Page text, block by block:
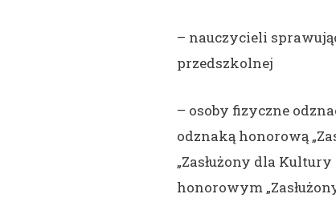
– nauczycieli
przedszkolnej
– osoby fizyczne
odznaką honorową
„Zasłużony dla
honorowym